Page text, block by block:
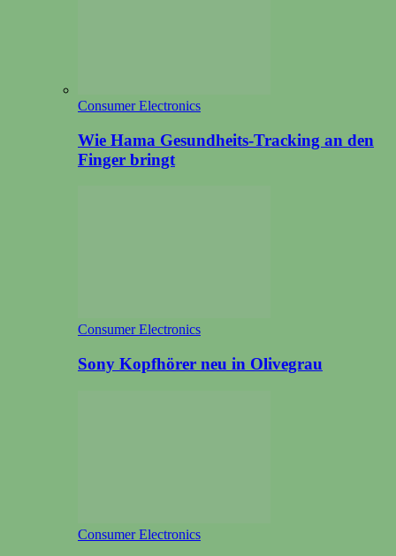
Consumer Electronics
Wie Hama Gesundheits-Tracking an den
Finger bringt
Consumer Electronics
Sony Kopfhörer neu in Olivegrau
Consumer Electronics